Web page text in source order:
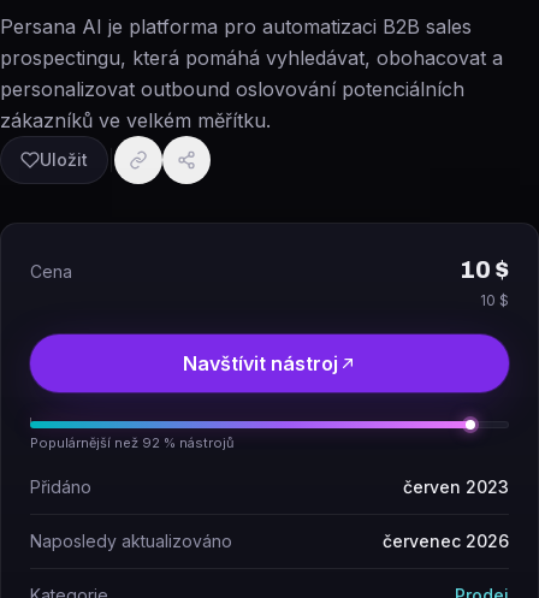
Persana AI je platforma pro automatizaci B2B sales
prospectingu, která pomáhá vyhledávat, obohacovat a
personalizovat outbound oslovování potenciálních
zákazníků ve velkém měřítku.
Uložit
Cena 10 $
10 $
Navštívit nástroj
Populárnější než 92 % nástrojů
Přidáno červen 2023
Naposledy aktualizováno červenec 2026